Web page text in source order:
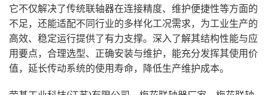
它不仅解决了传统联轴器在连接精度、维护便捷性等方面的
不足，还能适配不同行业的多样化工况需求，为工业生产的
高效、稳定运行提供了有力支撑。深入了解其结构性能与应
用要点，合理选型、正确安装与维护，能充分发挥其使用价
值，延长传动系统的使用寿命，降低生产维护成本。